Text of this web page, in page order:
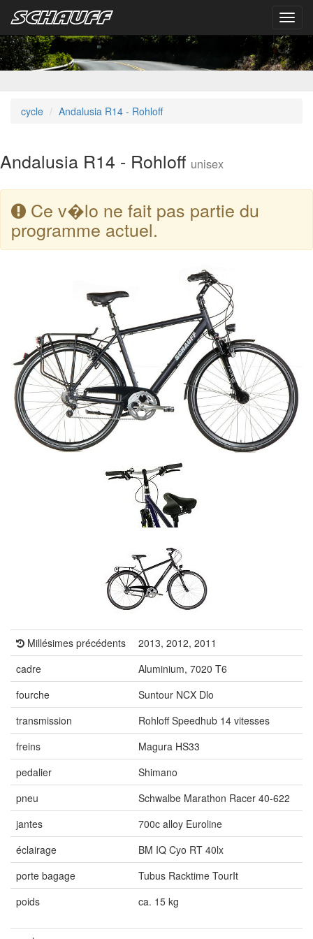
cycle Andalusia R14 - Rohloff
Andalusia R14 - Rohloff unisex
Ce v�lo ne fait pas partie du
programme actuel.
Millésimes précédents
2013, 2012, 2011
cadre
Aluminium, 7020 T6
fourche
Suntour NCX Dlo
transmission
Rohloff Speedhub 14 vitesses
freins
Magura HS33
pedalier
Shimano
pneu
Schwalbe Marathon Racer 40-622
jantes
700c alloy Euroline
éclairage
BM IQ Cyo RT 40lx
porte bagage
Tubus Racktime TourIt
poids
ca. 15 kg